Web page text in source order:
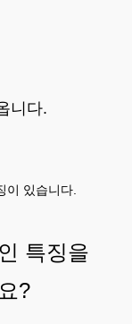
니다.
이 있습니다.
특징을
?